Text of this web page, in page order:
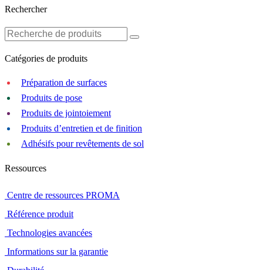
Rechercher
Catégories de produits
Préparation de surfaces
Produits de pose
Produits de jointoiement
Produits d’entretien et de finition
Adhésifs pour revêtements de sol
Ressources
Centre de ressources PROMA
Référence produit
Technologies avancées
Informations sur la garantie